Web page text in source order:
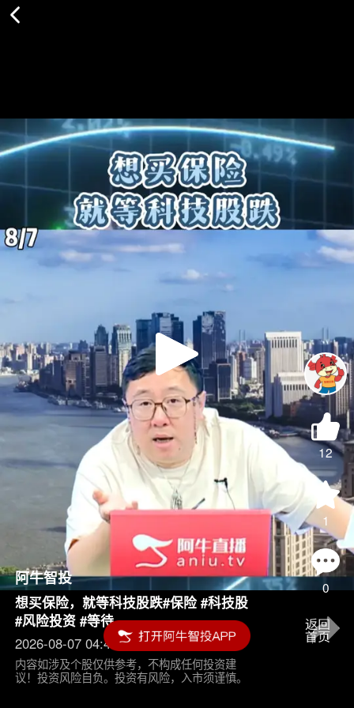
Play
Video
12
1
0
阿牛智投
想买保险，就等科技股跌#保险 #科技股
#风险投资 #等待
2026-08-07 04:45
内容如涉及个股仅供参考，不构成任何投资建
议！投资风险自负。投资有风险，入市须谨慎。